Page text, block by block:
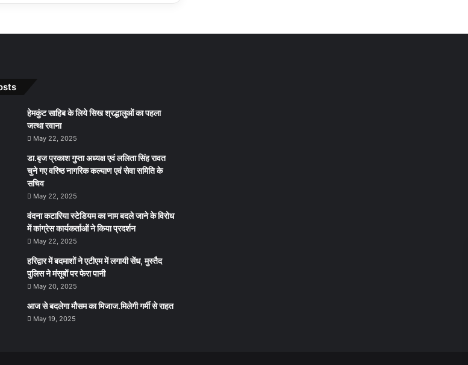
हेमकुंट साहिब के लिये सिख श्रद्धालुओं का पहला
जत्था रवाना
May 22, 2025
डा.बृज प्रकाश गुप्ता अध्यक्ष एवं ललिता सिंह रावत
चुने गए वरिष्ठ नागरिक कल्याण एवं सेवा समिति के
सचिव
May 22, 2025
वंदना कटारिया स्टेडियम का नाम बदले जाने के विरोध
में कांग्रेस कार्यकर्ताओं ने किया प्रदर्शन
May 22, 2025
हरिद्वार में बदमाशों ने एटीएम में लगायी सेंध, मुस्तैद
पुलिस ने मंसूबों पर फेरा पानी
May 20, 2025
आज से बदलेगा मौसम का मिजाज.मिलेगी गर्मी से राहत
May 19, 2025